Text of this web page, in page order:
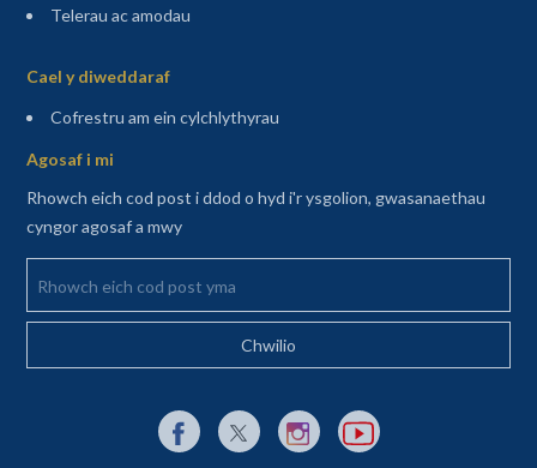
Telerau ac amodau
Cael y diweddaraf
Cofrestru am ein cylchlythyrau(agor mewn tab newydd)
Agosaf i mi
Rhowch eich cod post i ddod o hyd i'r ysgolion, gwasanaethau
cyngor agosaf a mwy
Rhowch eich cod post yma
Dolen allanol i Facebook yn agor mewn tab newydd
Dolen allanol i X (Twitter) yn agor mewn
Dolen allanol i Instagram yn agor
Dolen allanol i YouTube